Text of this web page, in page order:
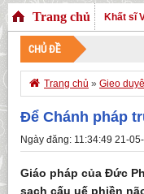
Trang chủ Khất sĩ
CHỦ ĐỀ
 Trang chủ » Gieo
Để Chánh pháp
Ngày đăng: 11:34:49 21-
Giáo pháp của Đức
sạch cấu uế phiền